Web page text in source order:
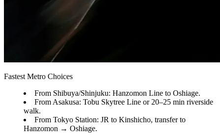
Fastest Metro Choices
From Shibuya/Shinjuku: Hanzomon Line to Oshiage.
From Asakusa: Tobu Skytree Line or 20–25 min riverside
walk.
From Tokyo Station: JR to Kinshicho, transfer to
Hanzomon → Oshiage.